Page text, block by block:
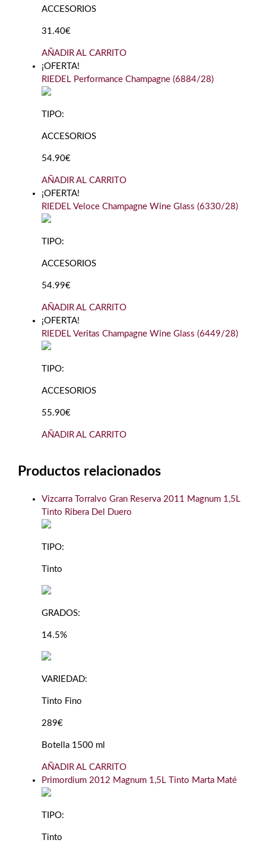
ACCESORIOS
31.40€
AÑADIR AL CARRITO
¡OFERTA!
RIEDEL Performance Champagne (6884/28)
TIPO:
ACCESORIOS
54.90€
AÑADIR AL CARRITO
¡OFERTA!
RIEDEL Veloce Champagne Wine Glass (6330/28)
TIPO:
ACCESORIOS
54.99€
AÑADIR AL CARRITO
¡OFERTA!
RIEDEL Veritas Champagne Wine Glass (6449/28)
TIPO:
ACCESORIOS
55.90€
AÑADIR AL CARRITO
Productos relacionados
Vizcarra Torralvo Gran Reserva 2011 Magnum 1,5L
Tinto Ribera Del Duero
TIPO:
Tinto
GRADOS:
14.5%
VARIEDAD:
Tinto Fino
289€
Botella 1500 ml
AÑADIR AL CARRITO
Primordium 2012 Magnum 1,5L Tinto Marta Maté
TIPO:
Tinto